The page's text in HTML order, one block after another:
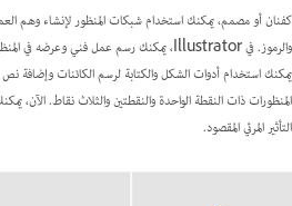
كفنان أو مصمم، يمكنك استخدام شبكات المنظور لإنشاء وهم
والرموز. في Illustrator، يمكنك رسم عمل فني وعرضه في المنظور باستخدام شبكة المنظور.
يمكنك استخدام أدوات الشكل والكتابة لرسم الكائنات وإضافة
المنظورات ذات النقطة الواحدة والنقطتين والثلاث نقاط. الآن،
التأثير المرئي المقصود.